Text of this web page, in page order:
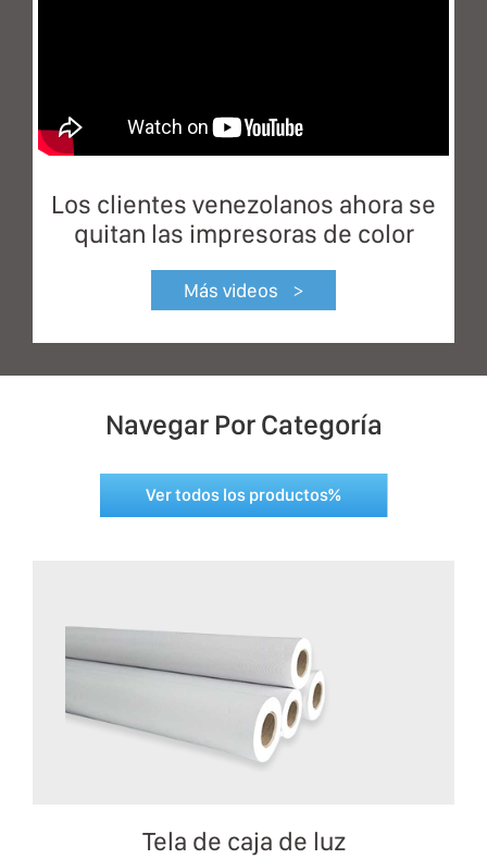
Los clientes venezolanos ahora se
quitan las impresoras de color
Más videos
Navegar Por Categoría
Ver todos los productos%
Tela de caja de luz